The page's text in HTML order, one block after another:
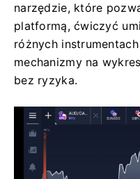
narzędzie, które
platformą, ćwiczyć
różnych
mechanizmy na
bez ryzyka.